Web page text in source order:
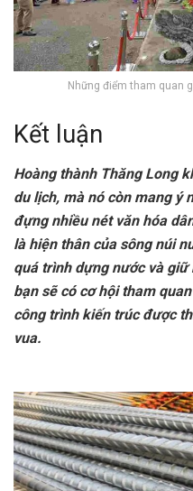
Những điểm tham quan
Kết luận
Hoàng thành Thăng Long
du lịch, mà nó còn mang ý
đựng nhiều nét văn hóa
là hiện thân của sông núi
quá trình dựng nước và
bạn sẽ có cơ hội tham
công trình kiến trúc được
vua.